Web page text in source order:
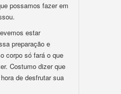
possamos fazer em
estar
preparação e
corpo só fará o que
Costumo dizer que
de desfrutar sua